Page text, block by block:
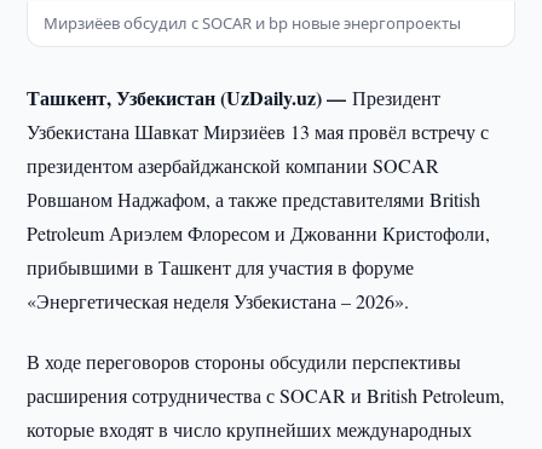
Мирзиёев обсудил с SOCAR и bp новые энергопроекты
Ташкент, Узбекистан (UzDaily.uz) —Президент
Узбекистана Шавкат Мирзиёев 13 мая провёл встречу с
президентом азербайджанской компании SOCAR
Ровшаном Наджафом, а также представителями British
Petroleum Ариэлем Флоресом и Джованни Кристофоли,
прибывшими в Ташкент для участия в форуме
«Энергетическая неделя Узбекистана – 2026».
В ходе переговоров стороны обсудили перспективы
расширения сотрудничества с SOCAR и British Petroleum,
которые входят в число крупнейших международных